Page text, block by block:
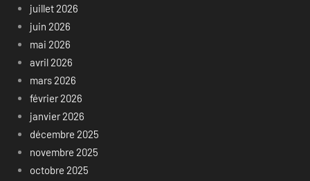
juillet 2026
juin 2026
mai 2026
avril 2026
mars 2026
février 2026
janvier 2026
décembre 2025
novembre 2025
octobre 2025